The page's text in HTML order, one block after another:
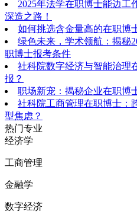
2025年法学在职博士能边工
深造之路！
如何挑选含金量高的在职博
绿色未来，学术领航：揭秘
职博士报考条件
社科院数字经济与智能治理
报？
职场新宠：揭秘企业在职博
社科院工商管理在职博士：
型焦虑？
热门专业
经济学
工商管理
金融学
数字经济